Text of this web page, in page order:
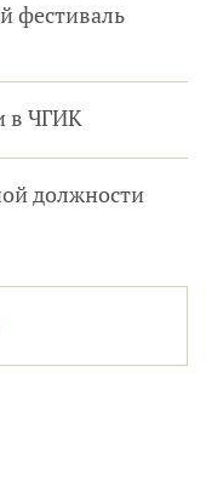
фестиваль
в ЧГИК
должности